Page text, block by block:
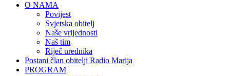
O NAMA
Povijest
Svjetska obitelj
Naše vrijednosti
Naš tim
Riječ urednika
Postani član obitelji Radio Marija
PROGRAM